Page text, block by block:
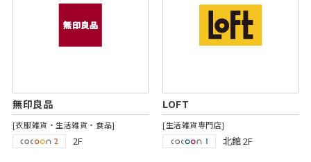
無印良品
[衣服雑貨・生活雑貨・食品]
2F
LOFT
[生活雑貨専門店]
北館 2F